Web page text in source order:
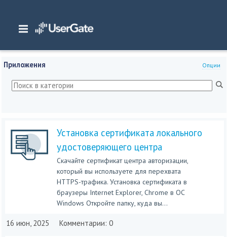
Главная/ Документация/NGFW
Опции
Приложения
Установка сертификата локального
удостоверяющего центра
Скачайте сертификат центра авторизации,
который вы используете для перехвата
HTTPS-трафика. Установка сертификата в
браузеры Internet Explorer, Chrome в ОС
Windows Откройте папку, куда вы...
16 июн, 2025 Комментарии: 0